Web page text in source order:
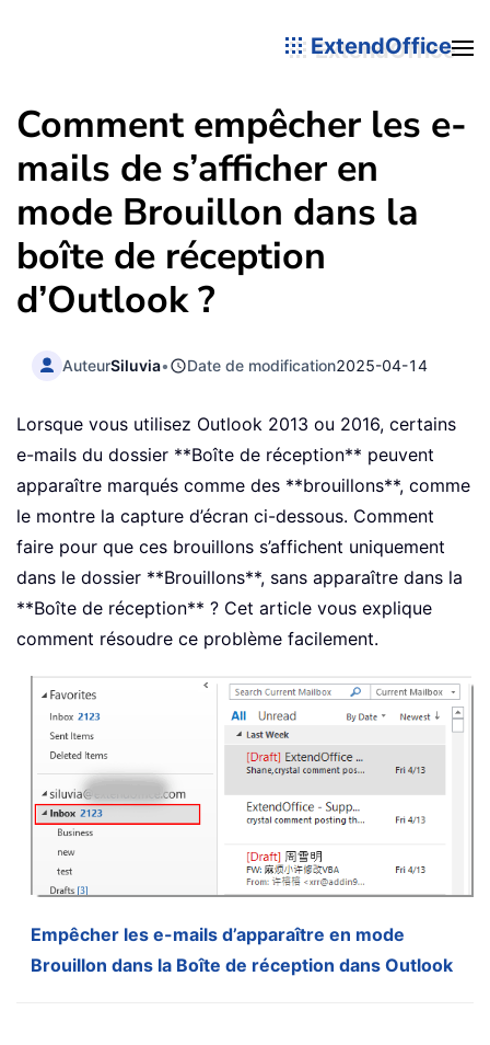
ExtendOffice
Comment empêcher les e-
mails de s’afficher en
mode Brouillon dans la
boîte de réception
d’Outlook ?
AuteurSiluvia• Date de modification2025-04-14
Lorsque vous utilisez Outlook 2013 ou 2016, certains
e-mails du dossier **Boîte de réception** peuvent
apparaître marqués comme des **brouillons**, comme
le montre la capture d’écran ci-dessous. Comment
faire pour que ces brouillons s’affichent uniquement
dans le dossier **Brouillons**, sans apparaître dans la
**Boîte de réception** ? Cet article vous explique
comment résoudre ce problème facilement.
Empêcher les e-mails d’apparaître en mode
Brouillon dans la Boîte de réception dans Outlook